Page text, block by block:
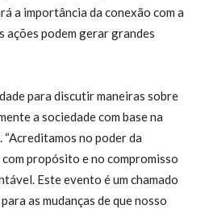
a importância da conexão com a
ações podem gerar grandes
para discutir maneiras sobre
a sociedade com base na
no poder da
propósito e no compromisso
Este evento é um chamado
as mudanças de que nosso